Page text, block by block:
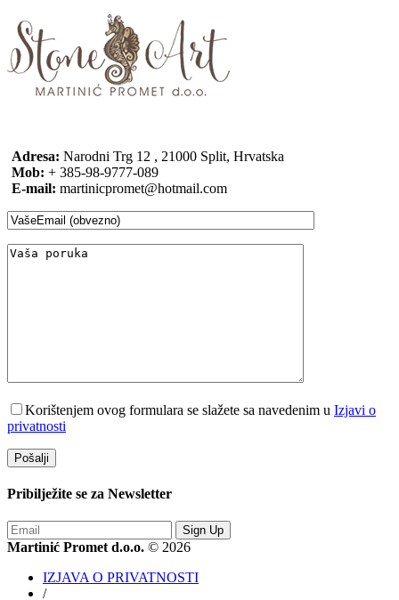
Adresa: Narodni Trg 12 , 21000 Split, Hrvatska
Mob: + 385-98-9777-089
E-mail: martinicpromet@hotmail.com
Korištenjem ovog formulara se slažete sa navedenim u Izjavi o
privatnosti
Pribilježite se za Newsletter
Sign Up
Martinić Promet d.o.o. © 2026
IZJAVA O PRIVATNOSTI
/